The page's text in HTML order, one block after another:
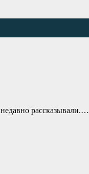
рассказывали.…